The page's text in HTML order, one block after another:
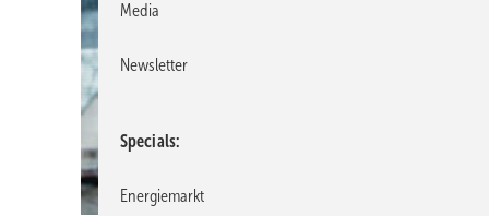
Media
Newsletter
Specials
Energiemarkt